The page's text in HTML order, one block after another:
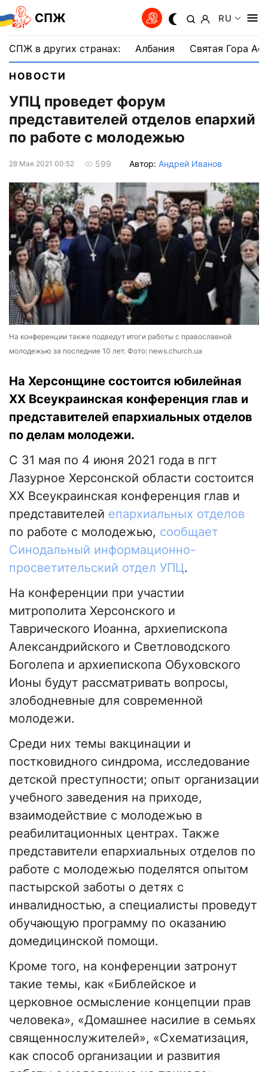
СПЖ RU
СПЖ в других странах: Албания Святая Гора
НОВОСТИ
УПЦ проведет форум
представителей отделов епархий
по работе с молодежью
28 Мая 2021 00:52 599 Автор: Андрей Иванов
На конференции также подведут итоги работы с православной
молодежью за последние 10 лет. Фото: news.church.ua
На Херсонщине состоится юбилейная
ХХ Всеукраинская конференция глав и
представителей епархиальных отделов
по делам молодежи.
С 31 мая по 4 июня 2021 года в пгт
Лазурное Херсонской области состоится
ХХ Всеукраинская конференция глав и
представителей епархиальных отделов
по работе с молодежью, сообщает
Синодальный информационно-
просветительский отдел УПЦ.
На конференции при участии
митрополита Херсонского и
Таврического Иоанна, архиепископа
Александрийского и Светловодского
Боголепа и архиепископа Обуховского
Ионы будут рассматривать вопросы,
злободневные для современной
молодежи.
Среди них темы вакцинации и
постковидного синдрома, исследование
детской преступности; опыт организации
учебного заведения на приходе,
взаимодействие с молодежью в
реабилитационных центрах. Также
представители епархиальных отделов по
работе с молодежью поделятся опытом
пастырской заботы о детях с
инвалидностью, а специалисты проведут
обучающую программу по оказанию
домедицинской помощи.
Кроме того, на конференции затронут
такие темы, как «Библейское и
церковное осмысление концепции прав
человека», «Домашнее насилие в семьях
священнослужителей», «Схематизация,
как способ организации и развития